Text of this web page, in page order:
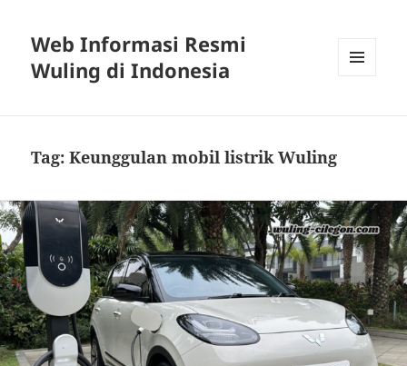
Web Informasi Resmi
Wuling di Indonesia
Tag:Keunggulan mobil listrik Wuling